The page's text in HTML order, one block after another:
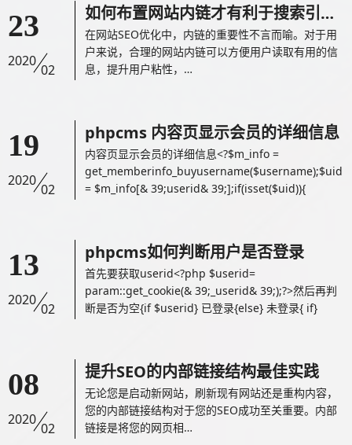
23
2020
02
如何布置网站内链才有利于搜索引擎...
在网站SEO优化中，内链的重要性不言而喻。对于用
户来说，合理的网站内链可以方便用户读取有用的信
息，提升用户粘性，…
19
2020
02
phpcms 内容页显示会员的详细信息
内容页显示会员的详细信息<?$m_info =
get_memberinfo_buyusername($username);$uid
= $m_info[& 39;userid& 39;];if(isset($uid)){
13
2020
02
phpcms如何判断用户是否登录
首先要获取userid<?php $userid=
param::get_cookie(& 39;_userid& 39;);?>然后再判
断是否为空{if $userid} 已登录{else} 未登录{ if}
08
2020
02
提升SEO的内部链接结构最佳实践
无论您是启动新网站，刷新现有网站还是重构内容，
您的内部链接结构对于您的SEO成功至关重要。内部
链接是将您的网页相…